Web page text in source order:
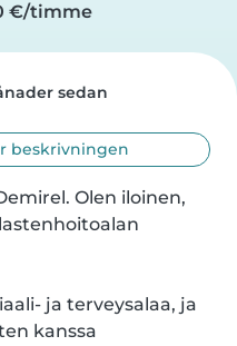
€/timme
sedan
beskrivningen
Olen iloinen,
ja terveysalaa, ja
kanssa